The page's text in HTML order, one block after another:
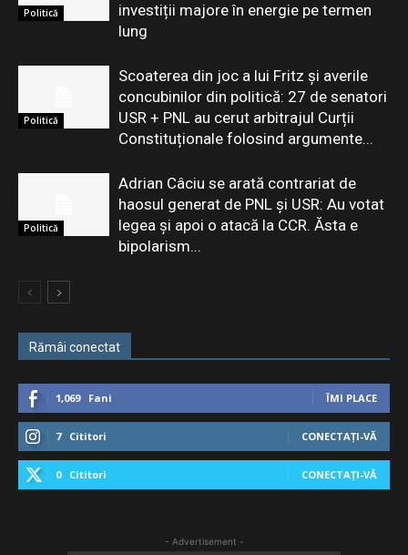
Politică
investiții majore în energie pe termen
lung
Politică
Scoaterea din joc a lui Fritz și averile
concubinilor din politică: 27 de senatori
USR + PNL au cerut arbitrajul Curții
Constituționale folosind argumente...
Politică
Adrian Câciu se arată contrariat de
haosul generat de PNL și USR: Au votat
legea și apoi o atacă la CCR. Ăsta e
bipolarism...
Rămâi conectat
1,069 Fani ÎMI PLACE
7 Cititori CONECTAȚI-VĂ
0 Cititori CONECTAȚI-VĂ
- Advertisement -